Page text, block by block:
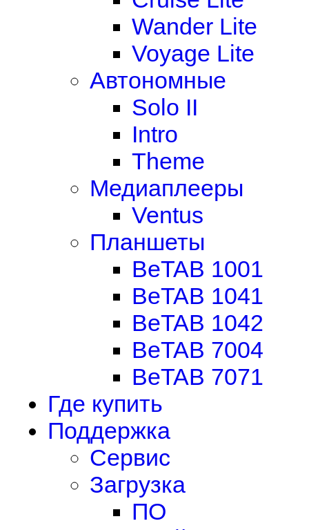
Wander Lite
Voyage Lite
Автономные
Solo II
Intro
Theme
Медиаплееры
Ventus
Планшеты
BeTAB 1001
BeTAB 1041
BeTAB 1042
BeTAB 7004
BeTAB 7071
Где купить
Поддержка
Сервис
Загрузка
ПО